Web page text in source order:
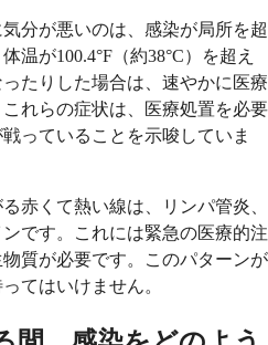
分が悪いのは、感染が局所を超
温が100.4°F（約38°C）を超え
たりした場合は、速やかに医療
れらの症状は、医療処置を必要
っていることを示唆していま
赤くて熱い線は、リンパ管炎、
です。これには緊急の医療的注
質が必要です。このパターンが
てはいけません。